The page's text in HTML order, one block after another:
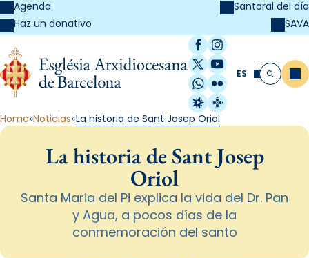
Agenda
Haz un donativo
Santoral del día
SAVA
Facebook
Instagram
X / Twitter
YouTube
WhatsApp
Flickr
Radio Estel
Catalunya
ES Buscar
Home Noticias La historia de Sant Josep Oriol
La historia de Sant Josep
Oriol
Santa Maria del Pi explica la vida del Dr. Pan
y Agua, a pocos días de la
conmemoración del santo